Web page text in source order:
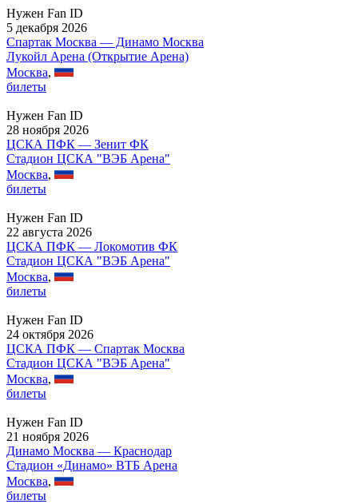
Нужен Fan ID
5 декабря 2026
Спартак Москва — Динамо Москва
Лукойл Арена (Открытие Арена)
Москва,
билеты
Нужен Fan ID
28 ноября 2026
ЦСКА ПФК — Зенит ФК
Стадион ЦСКА "ВЭБ Арена"
Москва,
билеты
Нужен Fan ID
22 августа 2026
ЦСКА ПФК — Локомотив ФК
Стадион ЦСКА "ВЭБ Арена"
Москва,
билеты
Нужен Fan ID
24 октября 2026
ЦСКА ПФК — Спартак Москва
Стадион ЦСКА "ВЭБ Арена"
Москва,
билеты
Нужен Fan ID
21 ноября 2026
Динамо Москва — Краснодар
Стадион «Динамо» ВТБ Арена
Москва,
билеты